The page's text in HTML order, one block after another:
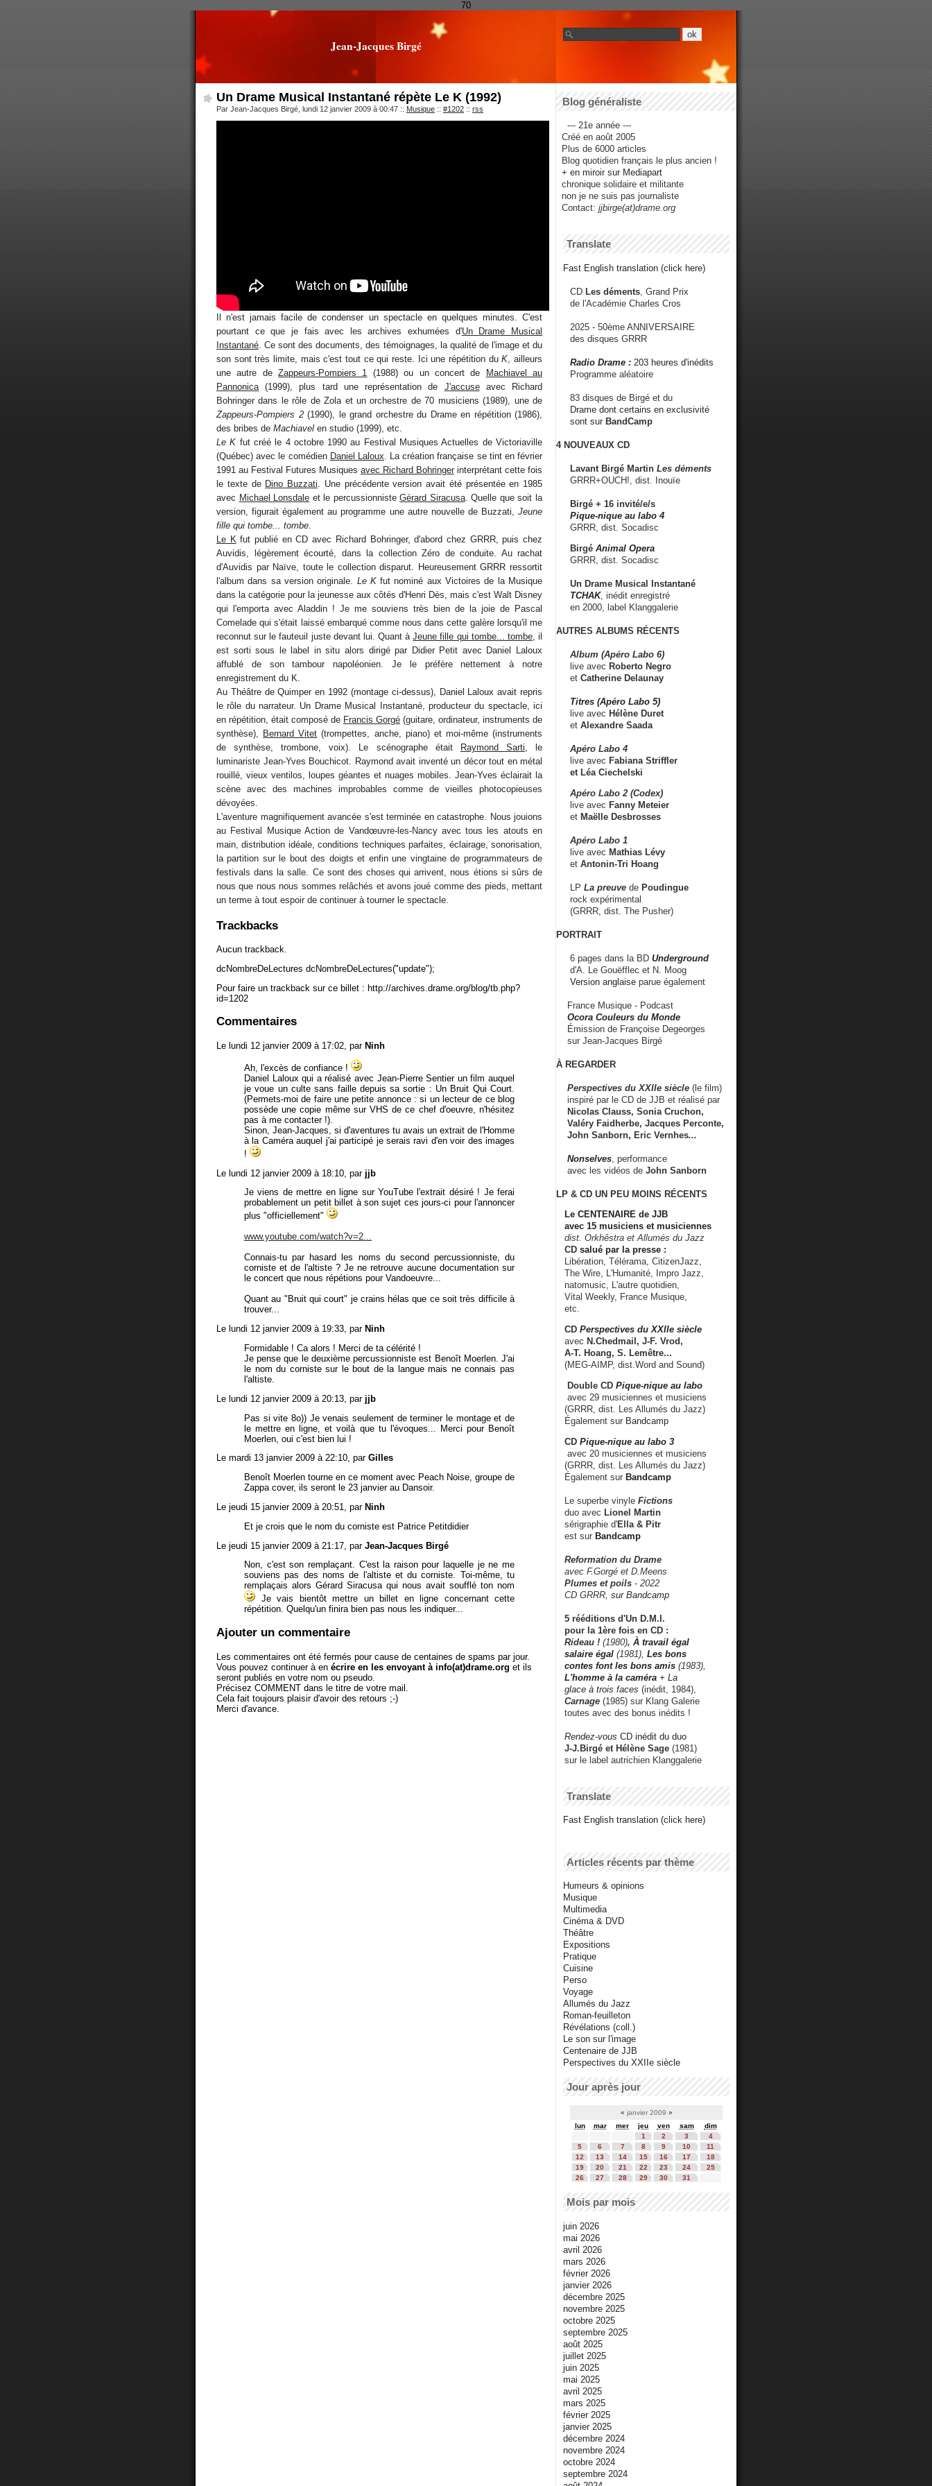
70
Jean-Jacques Birgé
Un Drame Musical Instantané répète Le K (1992)
Par Jean-Jacques Birgé, lundi 12 janvier 2009 à 00:47 :: Musique :: #1202 :: rss
Il n'est jamais facile de condenser un spectacle en quelques minutes. C'est
pourtant ce que je fais avec les archives exhumées d'Un Drame Musical
Instantané . Ce sont des documents, des témoignages, la qualité de l'image et du
son sont très limite, mais c'est tout ce qui reste. Ici une répétition duK , ailleurs
une autre deZappeurs-Pompiers 1 (1988) ou un concert de
Machiavel au
Pannonica (1999), plus tard une représentation de J'accuseavec Richard
Bohringer dans le rôle de Zola et un orchestre de 70 musiciens (1989), une de
Zappeurs-Pompiers 2(1990), le grand orchestre du Drame en répétition (1986),
des bribes de Machiavel en studio (1999), etc.
Le K fut créé le 4 octobre 1990 au Festival Musiques Actuelles de Victoriaville
(Québec) avec le comédien Daniel Laloux . La création française se tint en février
1991 au Festival Futures Musiques avec Richard Bohringer interprétant cette fois
le texte de Dino Buzzati . Une précédente version avait été présentée en 1985
avec Michael Lonsdale et le percussionnisteGérard Siracusa. Quelle que soit la
version, figurait également au programme une autre nouvelle de Buzzati, Jeune
fille qui tombe... tombe
Le K fut publié en CD avec Richard Bohringer, d'abord chez GRRR, puis chez
Auvidis, légèrement écourté, dans la collection Zéro de conduite. Au rachat
d'Auvidis par Naïve, toute le collection disparut. Heureusement GRRR ressortit
l'album dans sa version originale. Le Kfut nominé aux Victoires de la Musique
dans la catégorie pour la jeunesse aux côtés d'Henri Dès, mais c'est Walt Disney
qui l'emporta avec Aladdin ! Je me souviens très bien de la joie de Pascal
Comelade qui s'était laissé embarqué comme nous dans cette galère lorsqu'il me
reconnut sur le fauteuil juste devant lui. Quant àJeune fille qui tombe... tombe, il
est sorti sous le label in situ alors dirigé par Didier Petit avec Daniel Laloux
affublé de son tambour napoléonien. Je le préfère nettement à notre
enregistrement du K.
Au Théâtre de Quimper en 1992 (montage ci-dessus), Daniel Laloux avait repris
le rôle du narrateur. Un Drame Musical Instantané, producteur du spectacle, ici
en répétition, était composé de Francis Gorgé (guitare, ordinateur, instruments de
synthèse),
Bernard Vitet (trompettes, anche, piano) et moi-même (instruments
de synthèse, trombone, voix). Le scénographe était
Raymond Sarti , le
luminariste Jean-Yves Bouchicot. Raymond avait inventé un décor tout en métal
rouillé, vieux ventilos, loupes géantes et nuages mobiles. Jean-Yves éclairait la
scène avec des machines improbables comme de vieilles photocopieuses
dévoyées.
L'aventure magnifiquement avancée s'est terminée en catastrophe. Nous jouions
au Festival Musique Action de Vandœuvre-les-Nancy avec tous les atouts en
main, distribution idéale, conditions techniques parfaites, éclairage, sonorisation,
la partition sur le bout des doigts et enfin une vingtaine de programmateurs de
festivals dans la salle. Ce sont des choses qui arrivent, nous étions si sûrs de
nous que nous nous sommes relâchés et avons joué comme des pieds, mettant
un terme à tout espoir de continuer à tourner le spectacle.
Trackbacks
Aucun trackback.
dcNombreDeLectures dcNombreDeLectures("update");
Pour faire un trackback sur ce billet : http://archives.drame.org/blog/tb.php?
id=1202
Commentaires
Le lundi 12 janvier 2009 à 17:02, par Ninh
Ah, l'excès de confiance !
Daniel Laloux qui a réalisé avec Jean-Pierre Sentier un film auquel
je voue un culte sans faille depuis sa sortie : Un Bruit Qui Court.
(Permets-moi de faire une petite annonce : si un lecteur de ce blog
possède une copie même sur VHS de ce chef d'oeuvre, n'hésitez
pas à me contacter !).
Sinon, Jean-Jacques, si d'aventures tu avais un extrait de l'Homme
à la Caméra auquel j'ai participé je serais ravi d'en voir des images
!
Le lundi 12 janvier 2009 à 18:10, par jjb
Je viens de mettre en ligne sur YouTube l'extrait désiré ! Je ferai
probablement un petit billet à son sujet ces jours-ci pour l'annoncer
plus "officiellement"
www.youtube.com/watch?v=2...
Connais-tu par hasard les noms du second percussionniste, du
corniste et de l'altiste ? Je ne retrouve aucune documentation sur
le concert que nous répétions pour Vandoeuvre...
Quant au "Bruit qui court" je crains hélas que ce soit très difficile à
trouver...
Le lundi 12 janvier 2009 à 19:33, par Ninh
Formidable ! Ca alors ! Merci de ta célérité !
Je pense que le deuxième percussionniste est Benoît Moerlen. J'ai
le nom du corniste sur le bout de la langue mais ne connais pas
l'altiste.
Le lundi 12 janvier 2009 à 20:13, par jjb
Pas si vite 8o)) Je venais seulement de terminer le montage et de
le mettre en ligne, et voilà que tu l'évoques... Merci pour Benoît
Moerlen, oui c'est bien lui !
Le mardi 13 janvier 2009 à 22:10, par Gilles
Benoît Moerlen tourne en ce moment avec Peach Noise, groupe de
Zappa cover, ils seront le 23 janvier au Dansoir.
Le jeudi 15 janvier 2009 à 20:51, par Ninh
Et je crois que le nom du corniste est Patrice Petitdidier
Le jeudi 15 janvier 2009 à 21:17, par Jean-Jacques Birgé
Non, c'est son remplaçant. C'est la raison pour laquelle je ne me
souviens pas des noms de l'altiste et du corniste. Toi-même, tu
remplaçais alors Gérard Siracusa qui nous avait soufflé ton nom
Je vais bientôt mettre un billet en ligne concernant cette
répétition. Quelqu'un finira bien pas nous les indiquer...
Ajouter un commentaire
Les commentaires ont été fermés pour cause de centaines de spams par jour.
Vous pouvez continuer à en écrire en les envoyant à info(at)drame.org et ils
seront publiés en votre nom ou pseudo.
Précisez COMMENT dans le titre de votre mail.
Cela fait toujours plaisir d'avoir des retours ;-)
Merci d'avance.
Blog généraliste
--- 21e année ---
Créé en août 2005
Plus de 6000 articles
Blog quotidien français le plus ancien !
+ en miroir sur Mediapart
chronique solidaire et militante
non je ne suis pas journaliste
Contact: jjbirge(at)drame.org
Translate
Fast English translation (click here)
CD Les déments , Grand Prix
de l'Académie Charles Cros
2025 - 50ème ANNIVERSAIRE
des disques GRRR
Radio Drame : 203 heures d'inédits
Programme aléatoire
83 disques de Birgé et du
Drame dont certains en exclusivité
sont sur BandCamp
4 NOUVEAUX CD
Lavant Birgé Martin Les déments
GRRR+OUCH!, dist. Inouïe
Birgé + 16 invité/e/s
Pique-nique au labo 4
GRRR, dist. Socadisc
Birgé Animal Opera
GRRR, dist. Socadisc
Un Drame Musical Instantané
TCHAK, inédit enregistré
en 2000, label Klanggalerie
AUTRES ALBUMS RÉCENTS
Album (Apéro Labo 6)
live avec Roberto Negro
et Catherine Delaunay
Titres (Apéro Labo 5)
live avec Hélène Duret
et Alexandre Saada
Apéro Labo 4
live avec Fabiana Striffler
et Léa Ciechelski
Apéro Labo 2 (Codex)
live avec Fanny Meteier
et Maëlle Desbrosses
Apéro Labo 1
live avec Mathias Lévy
et Antonin-Tri Hoang
LP La preuve de Poudingue
rock expérimental
(GRRR, dist. The Pusher)
PORTRAIT
6 pages dans la BD Underground
d'A. Le Gouëfflec et N. Moog
Version anglaise parue également
France Musique - Podcast
Ocora Couleurs du Monde
Émission de Françoise Degeorges
sur Jean-Jacques Birgé
À REGARDER
Perspectives du XXIIe siècle (le film)
inspiré par le CD de JJB et réalisé par
Nicolas Clauss, Sonia Cruchon,
Valéry Faidherbe, Jacques Perconte,
John Sanborn, Eric Vernhes...
Nonselves , performance
avec les vidéos de John Sanborn
LP & CD UN PEU MOINS RÉCENTS
Le CENTENAIRE de JJB
avec 15 musiciens et musiciennes
dist. Orkhêstra et Allumés du Jazz
CD salué par la presse :
Libération, Télérama, CitizenJazz,
The Wire, L'Humanité, Impro Jazz,
natomusic, L'autre quotidien,
Vital Weekly, France Musique,
etc.
CD Perspectives du XXIIe siècle
avec N.Chedmail, J-F. Vrod,
A-T. Hoang, S. Lemêtre...
(MEG-AIMP, dist.Word and Sound)
Double CD Pique-nique au labo
avec 29 musiciennes et musiciens
(GRRR, dist. Les Allumés du Jazz)
Également sur Bandcamp
CD Pique-nique au labo 3
avec 20 musiciennes et musiciens
(GRRR, dist. Les Allumés du Jazz)
Également sur Bandcamp
Le superbe vinyle Fictions
duo avec Lionel Martin
sérigraphie d'Ella & Pitr
est sur Bandcamp
Reformation du Drame
avec F.Gorgé et D.Meens
Plumes et poils - 2022
CD GRRR, sur Bandcamp
5 rééditions d'Un D.M.I.
pour la 1ère fois en CD :
Rideau ! (1980), À travail égal
salaire égal (1981), Les bons
contes font les bons amis (1983),
L'homme à la caméra + La
glace à trois faces (inédit, 1984),
Carnage (1985) sur Klang Galerie
toutes avec des bonus inédits !
Rendez-vous CD inédit du duo
J-J.Birgé et Hélène Sage (1981)
sur le label autrichien Klanggalerie
Translate
Fast English translation (click here)
Articles récents par thème
Humeurs & opinions
Musique
Multimedia
Cinéma & DVD
Théâtre
Expositions
Pratique
Cuisine
Perso
Voyage
Allumés du Jazz
Roman-feuilleton
Révélations (coll.)
Le son sur l'image
Centenaire de JJB
Perspectives du XXIIe siècle
Jour après jour
« janvier 2009 »
lun
mar mer jeu ven sam
dim
1
2 3
4
5
6 7 8 9 10
11
12
13 14 15 16 17
18
19
20 21 22 23 24
25
26
27 28 29 30 31
Mois par mois
juin 2026
mai 2026
avril 2026
mars 2026
février 2026
janvier 2026
décembre 2025
novembre 2025
octobre 2025
septembre 2025
août 2025
juillet 2025
juin 2025
mai 2025
avril 2025
mars 2025
février 2025
janvier 2025
décembre 2024
novembre 2024
octobre 2024
septembre 2024